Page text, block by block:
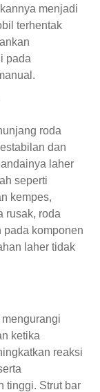
menjadi
terhentak
pada
roda
dan
laher
seperti
kempes,
rusak, roda
pada komponen
laher tidak
ketika
reaksi
tinggi. Strut bar